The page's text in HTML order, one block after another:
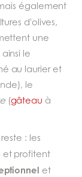
également
d'olives,
une
le
au laurier et
le
(gâteau à
: les
et profitent
et